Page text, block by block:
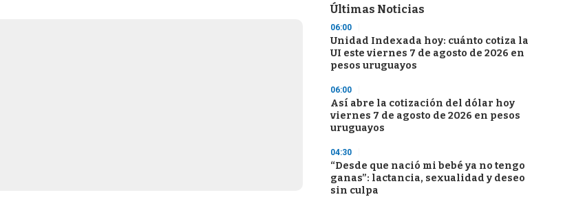
Últimas Noticias
06:00
Unidad Indexada hoy: cuánto cotiza la
UI este viernes 7 de agosto de 2026 en
pesos uruguayos
06:00
Así abre la cotización del dólar hoy
viernes 7 de agosto de 2026 en pesos
uruguayos
04:30
“Desde que nació mi bebé ya no tengo
ganas”: lactancia, sexualidad y deseo
sin culpa